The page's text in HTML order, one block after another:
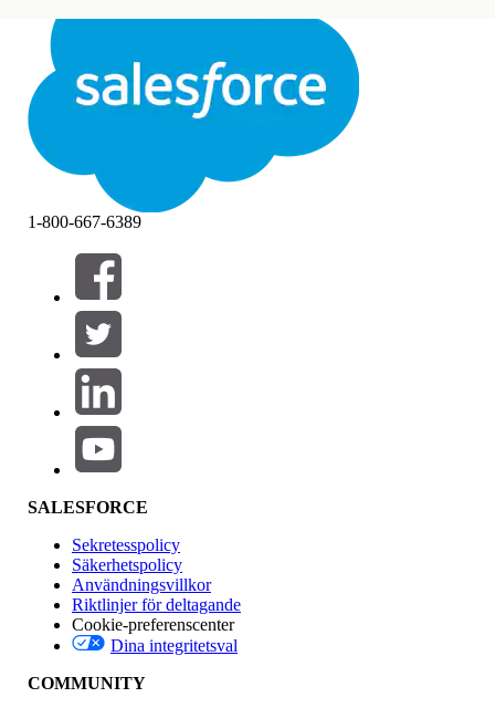
StängStäng
Filter (0)
VÄLJ FILTER
Produktområde
Funktionspåverkan
Version
1-800-667-6389
SALESFORCE
Sekretesspolicy
Säkerhetspolicy
Användningsvillkor
Riktlinjer för deltagande
Cookie-preferenscenter
Dina integritetsval
COMMUNITY